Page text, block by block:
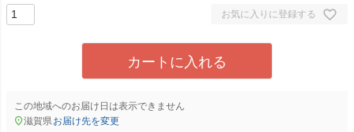
お気に入りに登録する
カートに入れる
この地域へのお届け日は表示できません
滋賀県お届け先を変更